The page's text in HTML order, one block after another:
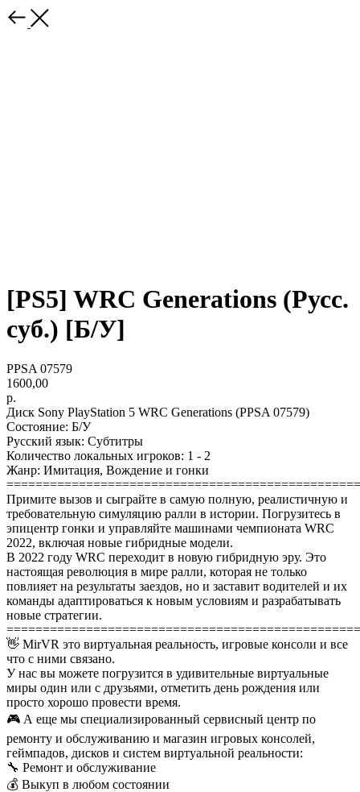
[PS5] WRC Generations (Русс.
суб.) [Б/У]
PPSA 07579
1600,00
р.
Диск Sony PlayStation 5 WRC Generations (PPSA 07579)
Состояние: Б/У
Русский язык: Субтитры
Количество локальных игроков: 1 - 2
Жанр: Имитация, Вождение и гонки
Примите вызов и сыграйте в самую полную, реалистичную и
требовательную симуляцию ралли в истории. Погрузитесь в
эпицентр гонки и управляйте машинами чемпионата WRC
2022, включая новые гибридные модели.
В 2022 году WRC переходит в новую гибридную эру. Это
настоящая революция в мире ралли, которая не только
повлияет на результаты заездов, но и заставит водителей и их
команды адаптироваться к новым условиям и разрабатывать
новые стратегии.
👋 MirVR это виртуальная реальность, игровые консоли и все
что с ними связано.
У нас вы можете погрузится в удивительные виртуальные
миры один или с друзьями, отметить день рождения или
просто хорошо провести время.
🎮 А еще мы специализированный сервисный центр по
ремонту и обслуживанию и магазин игровых консолей,
геймпадов, дисков и систем виртуальной реальности:
🔧 Ремонт и обслуживание
💰 Выкуп в любом состоянии